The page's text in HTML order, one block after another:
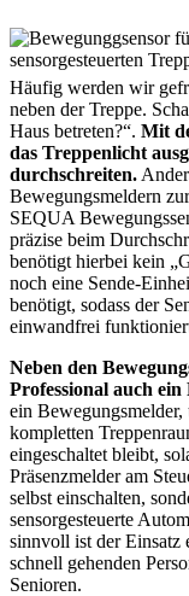
Häufig werden wir
neben der Treppe.
Haus betreten?“. Mit
das Treppenlicht
durchschreiten.
Bewegungsmeldern
SEQUA
präzise beim
benötigt hierbei kein
noch eine Sende-
benötigt, sodass der
einwandfrei
Neben den
Professional auch
ein Bewegungsmelder,
kompletten
eingeschaltet bleibt,
Präsenzmelder am
selbst einschalten,
sensorgesteuerte
sinnvoll ist der Einsatz
schnell gehenden
Senioren.